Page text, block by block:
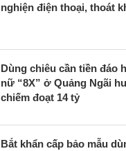
nghiện điện thoại, thoát
Dùng chiêu cần tiền đáo
nữ “8X” ở Quảng Ngãi
chiếm đoạt 14 tỷ
Bắt khẩn cấp bảo mẫu